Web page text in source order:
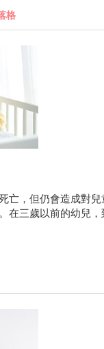
格
亡，但仍會造成對
在三歲以前的幼兒